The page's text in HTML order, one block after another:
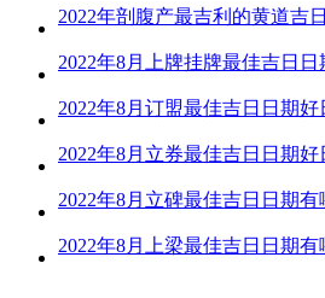
2022年剖腹产最吉利的黄道吉